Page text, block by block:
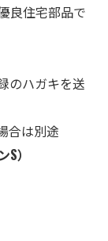
良住宅部品で
のハガキを送
合は別途
）